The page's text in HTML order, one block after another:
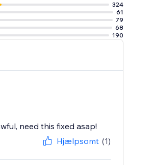
324
61
79
68
190
need this fixed asap!
Hjælpsomt (1)